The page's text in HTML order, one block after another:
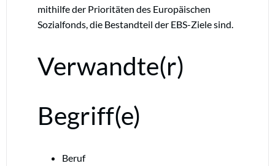
mithilfe der Prioritäten des Europäischen
Sozialfonds, die Bestandteil der EBS-Ziele sind.
Verwandte(r)
Begriff(e)
Beruf